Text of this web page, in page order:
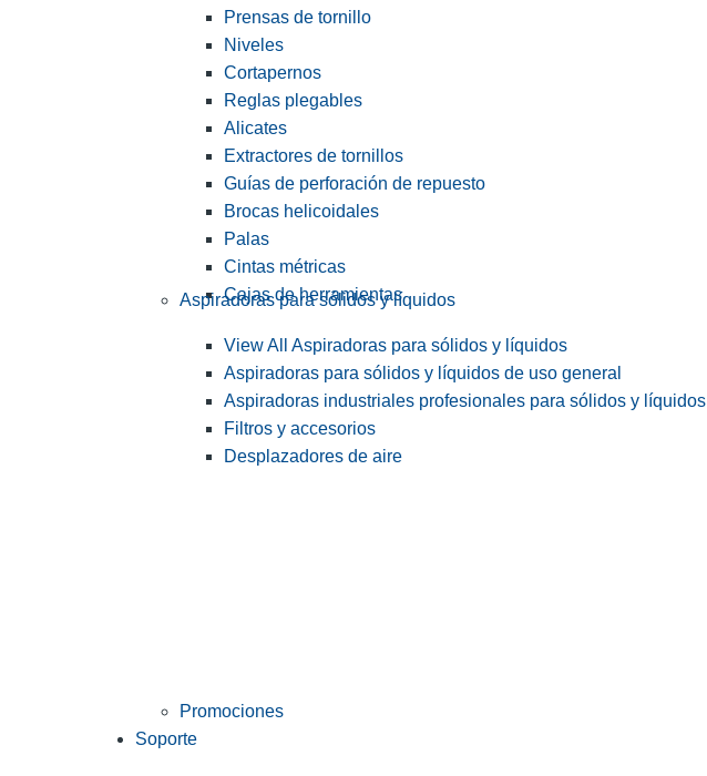
Prensas de tornillo
Niveles
Cortapernos
Reglas plegables
Alicates
Extractores de tornillos
Guías de perforación de repuesto
Brocas helicoidales
Palas
Cintas métricas
Cajas de herramientas
Aspiradoras para sólidos y líquidos
View All Aspiradoras para sólidos y líquidos
Aspiradoras para sólidos y líquidos de uso general
Aspiradoras industriales profesionales para sólidos y líquidos
Filtros y accesorios
Desplazadores de aire
Promociones
Soporte